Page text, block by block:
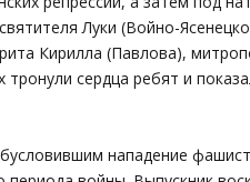
Луки (Войно-
Кирилла (Павлова),
сердца ребят и
нападение